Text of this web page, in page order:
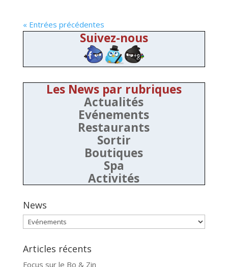
« Entrées précédentes
Suivez-nous
Les News par rubriques
Actualités
Evénements
Restaurants
Sortir
Boutiques
Spa
Activités
News
News
Articles récents
Focus sur le Bo & Zin